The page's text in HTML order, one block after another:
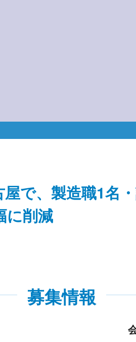
で、製造職1名
に削減
募集情報